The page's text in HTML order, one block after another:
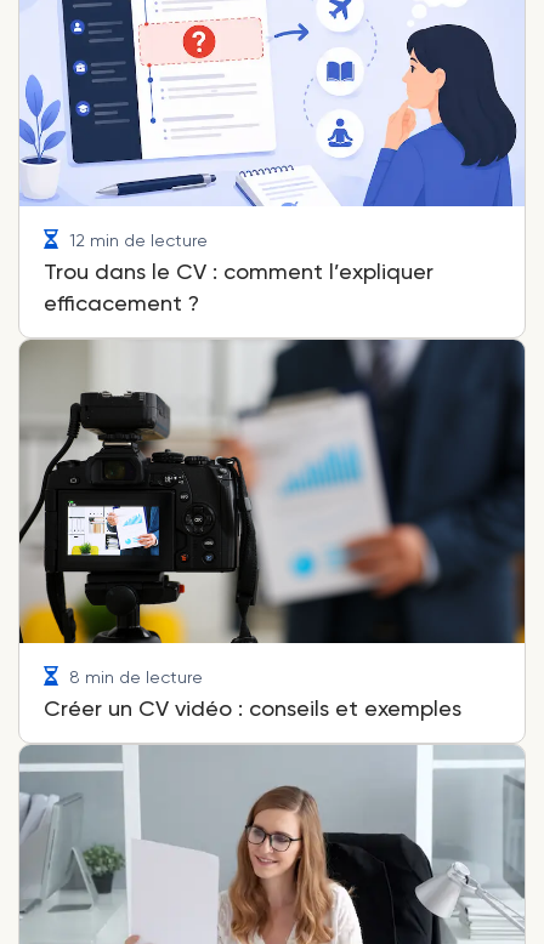
12 min de lecture
Trou dans le CV : comment l’expliquer
efficacement ?
8 min de lecture
Créer un CV vidéo : conseils et exemples